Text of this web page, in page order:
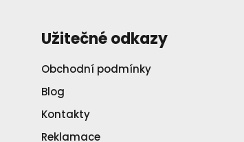
Užitečné odkazy
Obchodní podmínky
Blog
Kontakty
Reklamace